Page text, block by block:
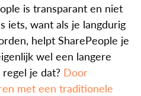
is transparant en niet
iets, want als je langdurig
helpt SharePeople je
wel een langere
je dat? Door
met een traditionele